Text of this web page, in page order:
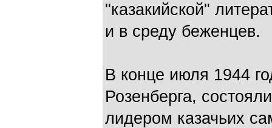
"казакийской"
и в среду беженцев.
В конце июля 1944
Розенберга,
лидером казачьих